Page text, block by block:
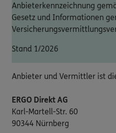
Anbieterkennzeichnung
Gesetz und Informationen
Stand 1/2026
Anbieter und Vermittler ist
ERGO Direkt AG
Karl-Martell-Str. 60
90344 Nürnberg